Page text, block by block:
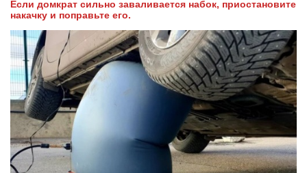
Если домкрат сильно заваливается набок, приостановите
накачку и поправьте его.